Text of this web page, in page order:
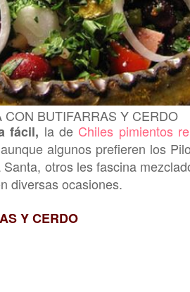
CON BUTIFARRAS Y CERDO
fácil, la de Chiles pimientos
que algunos prefieren los
otros les fascina
diversas ocasiones.
Y CERDO